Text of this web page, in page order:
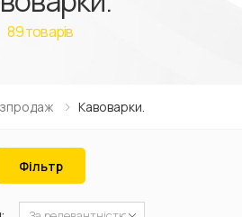
89товарів
Кавоварки.
Фільтр